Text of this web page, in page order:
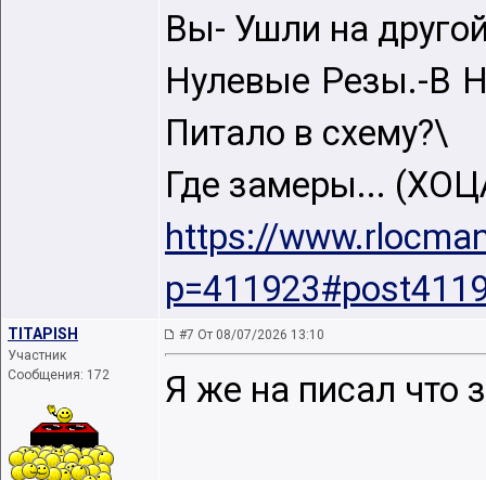
Вы- Ушли на
Нулевые Резы.-В
Питало в схему?\
Где замеры...
https://
TITAPISH
Участник
Сообщения: 172
#7 От 08/07/2026 13:10
Я же на писал что